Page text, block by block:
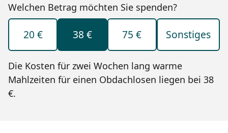
Welchen Betrag möchten Sie spenden?
20 € 38 € 75 € Sonstiges
Die Kosten für zwei Wochen lang warme
Mahlzeiten für einen Obdachlosen liegen bei 38
€.